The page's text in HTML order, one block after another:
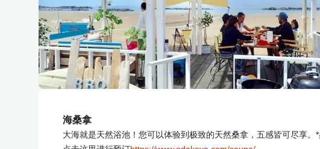
海桑拿
大海就是天然浴池！您可以体验到极致的天然桑拿，五感皆可尽享。*